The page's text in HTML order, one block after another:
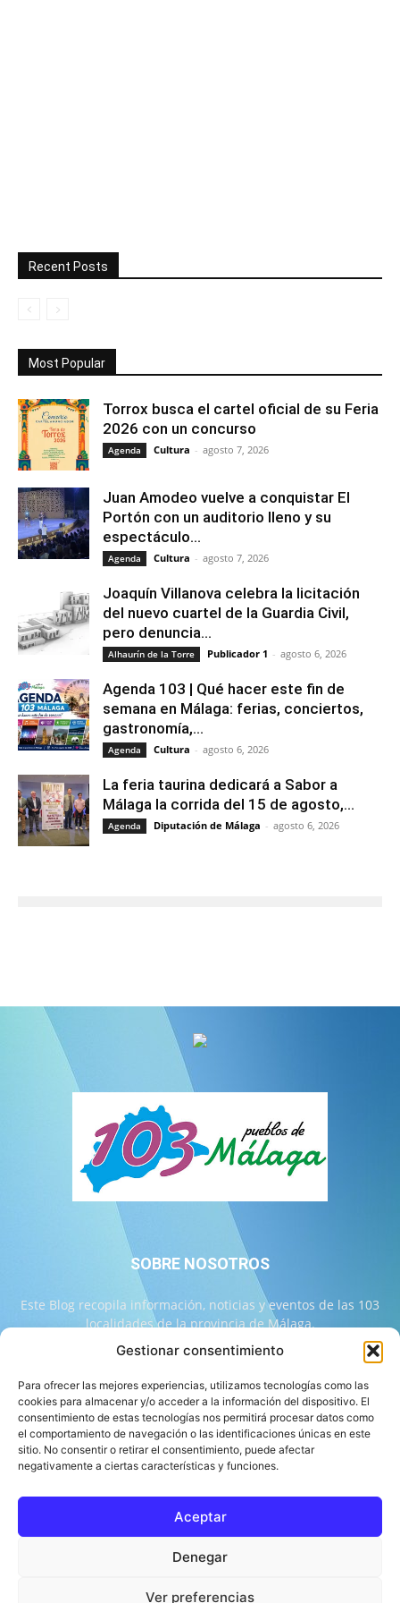
Gestionar consentimiento
Para ofrecer las mejores experiencias, utilizamos tecnologías como las
cookies para almacenar y/o acceder a la información del dispositivo. El
consentimiento de estas tecnologías nos permitirá procesar datos como
el comportamiento de navegación o las identificaciones únicas en este
sitio. No consentir o retirar el consentimiento, puede afectar
negativamente a ciertas características y funciones.
Aceptar
Denegar
Ver preferencias
Recent Posts
Most Popular
Torrox busca el cartel oficial de su Feria
2026 con un concurso
Agenda Cultura - agosto 7, 2026
Juan Amodeo vuelve a conquistar El
Portón con un auditorio lleno y su
espectáculo...
Agenda Cultura - agosto 7, 2026
Joaquín Villanova celebra la licitación
del nuevo cuartel de la Guardia Civil,
pero denuncia...
Alhaurín de la Torre Publicador 1 - agosto 6, 2026
Agenda 103 | Qué hacer este fin de
semana en Málaga: ferias, conciertos,
gastronomía,...
Agenda Cultura - agosto 6, 2026
La feria taurina dedicará a Sabor a
Málaga la corrida del 15 de agosto,...
Agenda Diputación de Málaga - agosto 6, 2026
SOBRE NOSOTROS
Este Blog recopila información, noticias y eventos de las 103
localidades de la provincia de Málaga.
Contáctanos: info@103malaga.com
SÍGUENOS
Equipo de 103 Málaga
Aviso Legal